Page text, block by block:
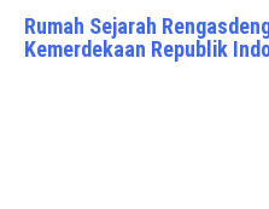
Rumah Sejarah
Kemerdekaan Republik